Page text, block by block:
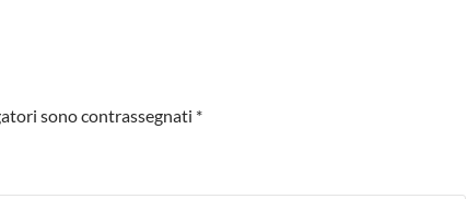
sono contrassegnati *